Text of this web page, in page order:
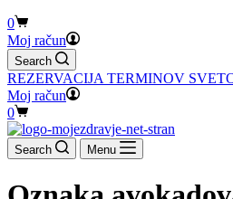
Shopping
cart
0
Moj račun
Search
REZERVACIJA TERMINOV
Moj račun
Shopping
cart
0
Search Menu